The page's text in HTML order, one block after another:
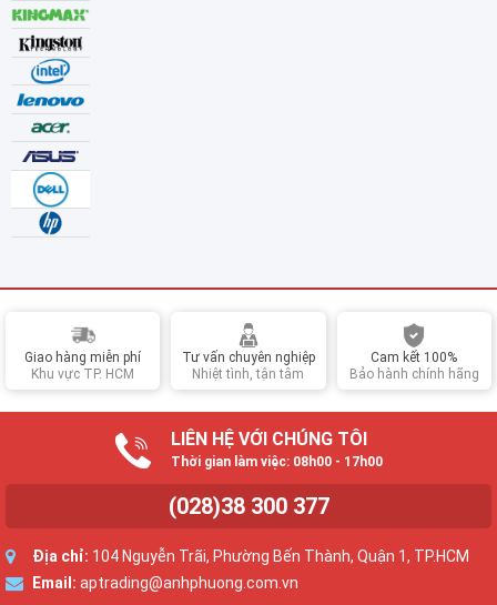
Giao hàng miễn phí
Khu vực TP. HCM
Tư vấn chuyên nghiệp
Nhiệt tình, tận tâm
Cam kết 100%
Bảo hành chính hãng
LIÊN HỆ VỚI CHÚNG TÔI
Thời gian làm việc: 08h00 - 17h00
(028)38 300 377
Địa chỉ: 104 Nguyễn Trãi, Phường Bến Thành, Quận 1, TP.HCM
Email: aptrading@anhphuong.com.vn